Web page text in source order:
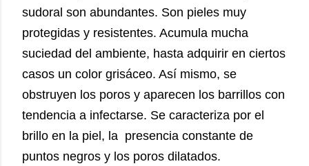
sudoral son abundantes. Son pieles muy
protegidas y resistentes. Acumula mucha
suciedad del ambiente, hasta adquirir en ciertos
casos un color grisáceo. Así mismo, se
obstruyen los poros y aparecen los barrillos con
tendencia a infectarse. Se caracteriza por el
brillo en la piel, la presencia constante de
puntos negros y los poros dilatados.